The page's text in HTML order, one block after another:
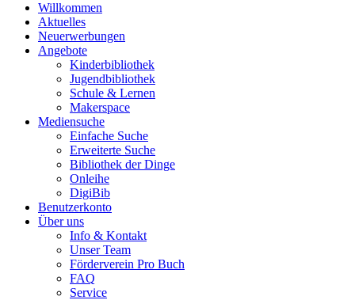
Willkommen
Aktuelles
Neuerwerbungen
Angebote
Kinderbibliothek
Jugendbibliothek
Schule & Lernen
Makerspace
Mediensuche
Einfache Suche
Erweiterte Suche
Bibliothek der Dinge
Onleihe
DigiBib
Benutzerkonto
Über uns
Info & Kontakt
Unser Team
Förderverein Pro Buch
FAQ
Service